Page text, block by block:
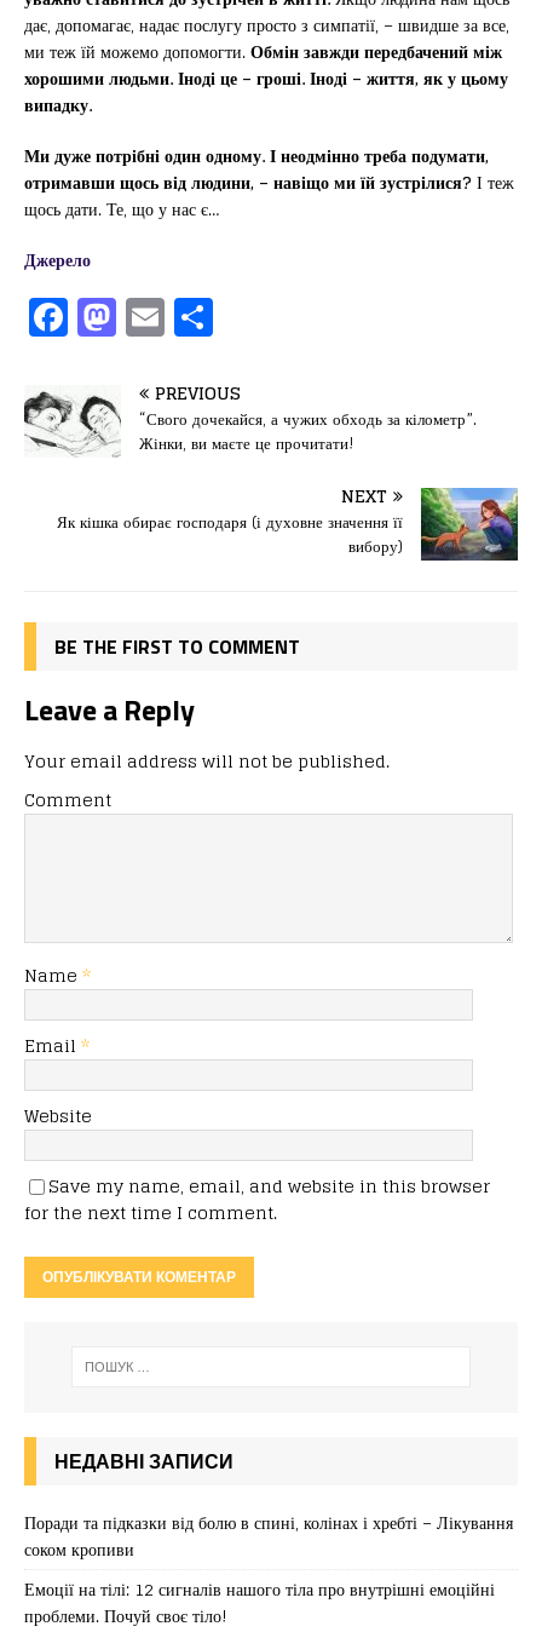
дає, допомагає, надає послугу просто з симпатії, – швидше за все,
ми теж їй можемо допомогти.Обмін завжди передбачений між
хорошими людьми. Іноді це – гроші. Іноді – життя, як у цьому
випадку.
Ми дуже потрібні один одному. І неодмінно треба подумати,
отримавши щось від людини, – навіщо ми їй зустрілися? І теж
щось дати. Те, що у нас є…
Джерело
F
a
c
e
b
o
o
M
a
st
o
d
o
n
E
m
ai
l
іл
и
т
ис
я
PREVIOUS
“Свого дочекайся, а чужих обходь за кілометр”.
Жінки, ви маєте це прочитати!
NEXT
Як кішка обирає господаря (і духовне значення її
вибору)
BE THE FIRST TO COMMENT
Leave a Reply
Your email address will not be published.
Comment
Name *
Email *
Website
Save my name, email, and website in this browser
for the next time I comment.
НЕДАВНІ ЗАПИСИ
Поради та підказки від болю в спині, колінах і хребті – Лікування
соком кропиви
Емоції на тілі: 12 сигналів нашого тіла про внутрішні емоційні
проблеми. Почуй своє тіло!